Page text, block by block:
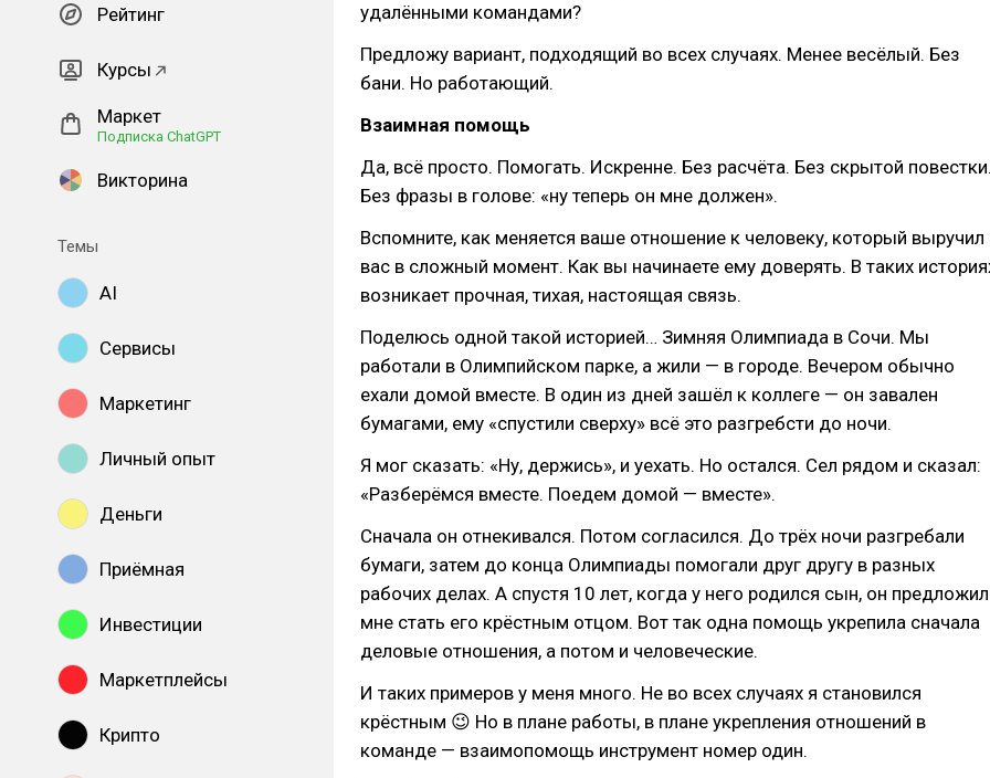
Рейтинг
Курсы
Маркет
Подписка ChatGPT
Викторина
Темы
AI
Сервисы
Маркетинг
Личный опыт
Деньги
Приёмная
Инвестиции
Маркетплейсы
Крипто
удалёнными командами?
Предложу вариант, подходящий во всех случаях. Менее весёлый. Без
бани. Но работающий.
Взаимная помощь
Да, всё просто. Помогать. Искренне. Без расчёта. Без скрытой
Без фразы в голове: «ну теперь он мне должен».
Вспомните, как меняется ваше отношение к человеку, который выручил
вас в сложный момент. Как вы начинаете ему доверять. В таких
возникает прочная, тихая, настоящая связь.
Поделюсь одной такой историей… Зимняя Олимпиада в Сочи. Мы
работали в Олимпийском парке, а жили — в городе. Вечером обычно
ехали домой вместе. В один из дней зашёл к коллеге — он завален
бумагами, ему «спустили сверху» всё это разгребсти до ночи.
Я мог сказать: «Ну, держись», и уехать. Но остался. Сел рядом и сказал:
«Разберёмся вместе. Поедем домой — вместе».
Сначала он отнекивался. Потом согласился. До трёх ночи разгребали
бумаги, затем до конца Олимпиады помогали друг другу в разных
рабочих делах. А спустя 10 лет, когда у него родился сын, он предложил
мне стать его крёстным отцом. Вот так одна помощь укрепила сначала
деловые отношения, а потом и человеческие.
И таких примеров у меня много. Не во всех случаях я становился
крёстным 😉 Но в плане работы, в плане укрепления отношений в
команде — взаимопомощь инструмент номер один.